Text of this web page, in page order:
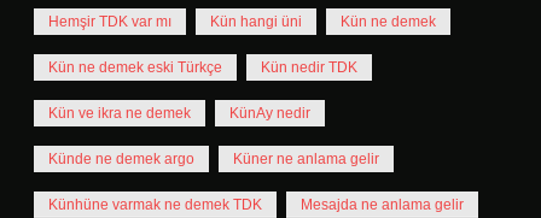
Hemşir TDK var mı Kün hangi üni Kün ne demek
Kün ne demek eski Türkçe Kün nedir TDK
Kün ve ikra ne demek KünAy nedir
Künde ne demek argo Küner ne anlama gelir
Künhüne varmak ne demek TDK Mesajda ne anlama gelir